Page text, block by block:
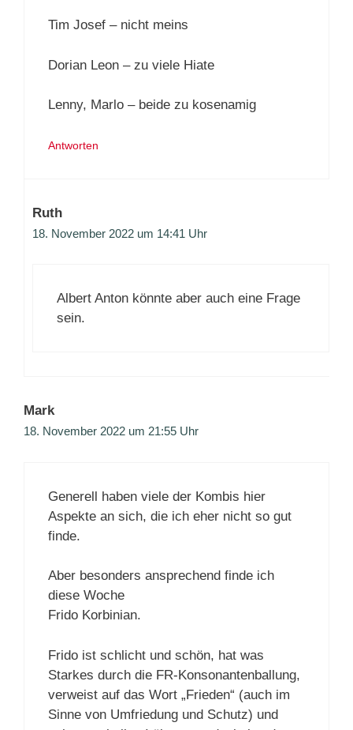
Tim Josef – nicht meins
Dorian Leon – zu viele Hiate
Lenny, Marlo – beide zu kosenamig
Antworten
Ruth
18. November 2022 um 14:41 Uhr
Albert Anton könnte aber auch eine Frage
sein.
Mark
18. November 2022 um 21:55 Uhr
Generell haben viele der Kombis hier
Aspekte an sich, die ich eher nicht so gut
finde.
Aber besonders ansprechend finde ich
diese Woche
Frido Korbinian.
Frido ist schlicht und schön, hat was
Starkes durch die FR-Konsonantenballung,
verweist auf das Wort „Frieden“ (auch im
Sinne von Umfriedung und Schutz) und